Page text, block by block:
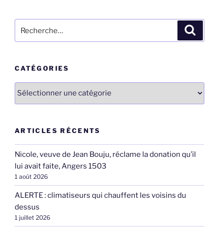
pour
CATÉGORIES
Catégories
ARTICLES RÉCENTS
Nicole, veuve de Jean Bouju, réclame la donation qu’il
lui avait faite, Angers 1503
1 août 2026
ALERTE : climatiseurs qui chauffent les voisins du
dessus
1 juillet 2026